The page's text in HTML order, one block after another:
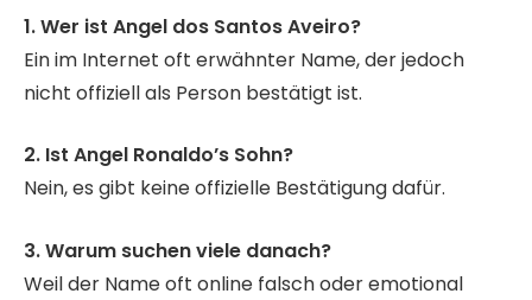
1. Wer ist Angel dos Santos Aveiro?
Ein im Internet oft erwähnter Name, der jedoch
nicht offiziell als Person bestätigt ist.
2. Ist Angel Ronaldo’s Sohn?
Nein, es gibt keine offizielle Bestätigung dafür.
3. Warum suchen viele danach?
Weil der Name oft online falsch oder emotional